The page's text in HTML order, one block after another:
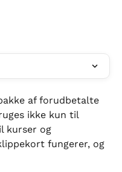
af forudbetalte
ikke kun til
kurser og
fungerer, og